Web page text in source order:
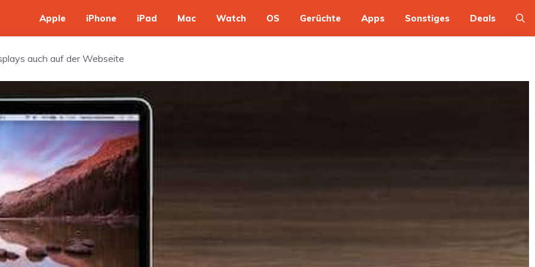
Apple iPhone iPad Mac Watch OS Gerüchte Apps Sonstiges Deals
auch auf der Webseite